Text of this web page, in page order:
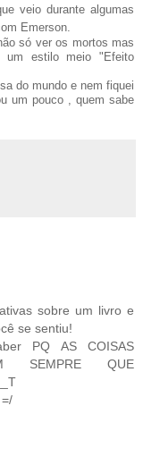
veio durante algumas
Emerson.
só ver os mortos mas
estilo meio "Efeito
do mundo e nem fiquei
um pouco , quem sabe
sobre um livro e
se sentiu!
PQ AS COISAS
SEMPRE QUE